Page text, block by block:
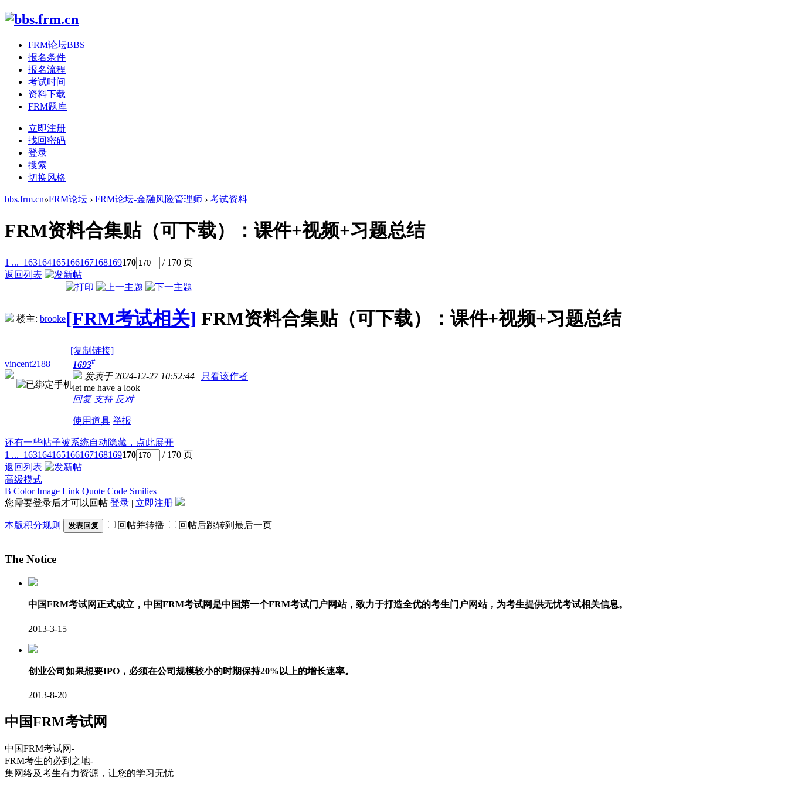
FRM论坛BBS
报名条件
报名流程
考试时间
资料下载
FRM题库
立即注册
找回密码
登录
搜索
切换风格
bbs.frm.cn»FRM论坛 › FRM论坛-金融风险管理师 › 考试资料
FRM资料合集贴（可下载）：课件+视频+习题总结
1 ... 163164165166167168169170
/ 170 页
返回列表
楼主: brooke[FRM考试相关] FRM资料合集贴（可下载）：课件+视频+习题总结
[复制链接]
vincent2188
1693#
发表于 2024-12-27 10:52:44 | 只看该作者
let me have a look
回复 支持 反对
使用道具 举报
还有一些帖子被系统自动隐藏，点此展开
1 ... 163164165166167168169170
/ 170 页
返回列表
高级模式
B Color Image Link Quote Code Smilies
您需要登录后才可以回帖 登录 | 立即注册
本版积分规则 发表回复 回帖并转播 回帖后跳转到最后一页
The Notice
中国FRM考试网正式成立，中国FRM考试网是中国第一个FRM考试门户网站，致力于打造全优的考生门户网站，为考生提供无忧考试相关信息。
2013-3-15
创业公司如果想要IPO，必须在公司规模较小的时期保持20%以上的增长速率。
2013-8-20
中国FRM考试网
中国FRM考试网-
FRM考生的必到之地-
集网络及考生有力资源，让您的学习无忧